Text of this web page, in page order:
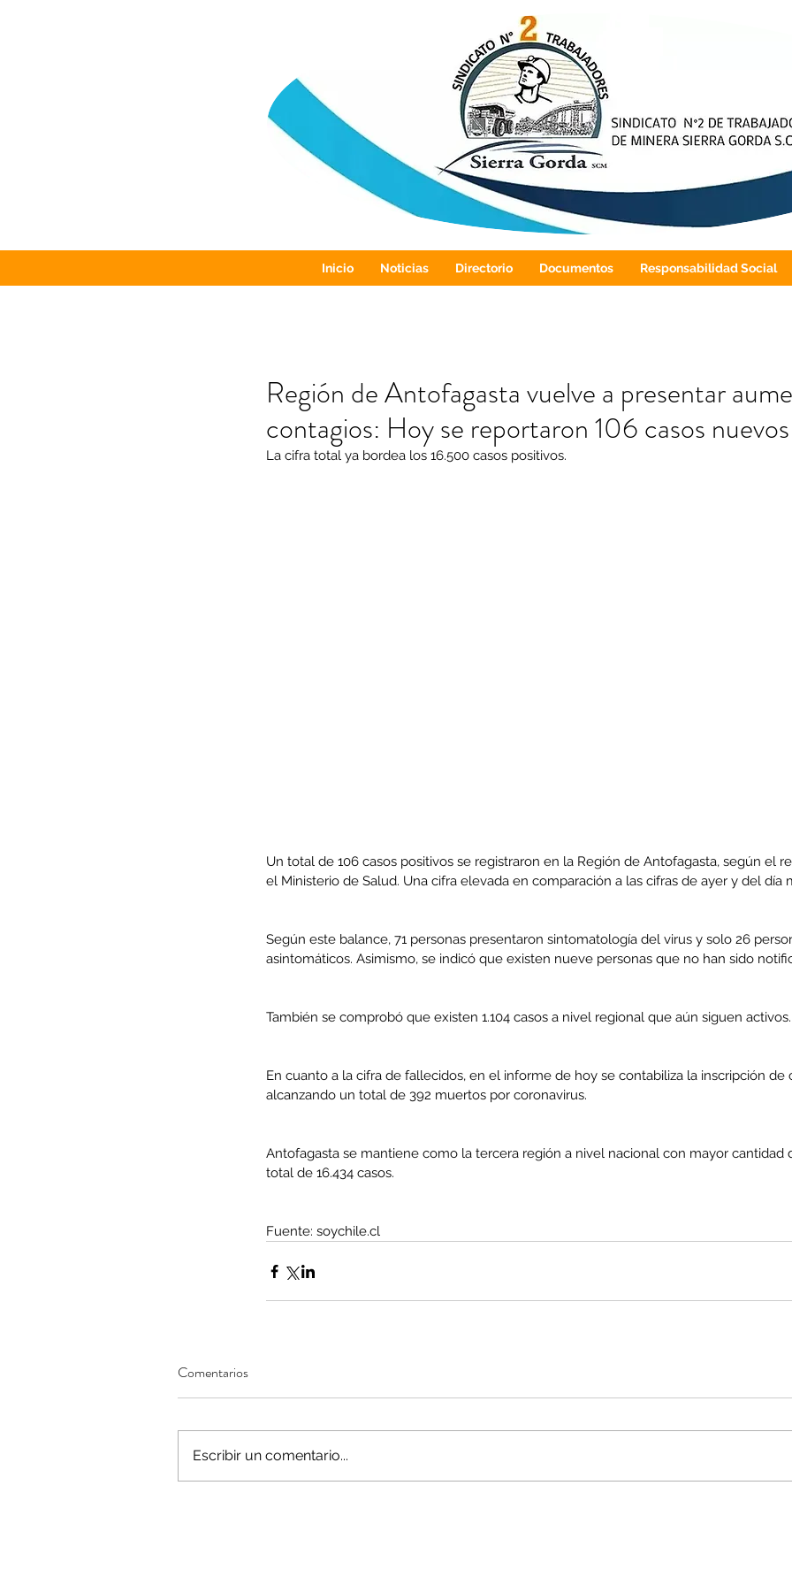
Inicio Noticias Directorio Documentos Responsabilidad Social
inversión y eficiencia
Región de Antofagasta vuelve a presentar
contagios: Hoy se reportaron 106 casos
La cifra total ya bordea los 16.500 casos positivos.
Un total de 106 casos positivos se registraron en la Región de Antofagasta, según el
el Ministerio de Salud. Una cifra elevada en comparación a las cifras de ayer y del día
Según este balance, 71 personas presentaron sintomatología del virus y solo 26
asintomáticos. Asimismo, se indicó que existen nueve personas que no han sido
También se comprobó que existen 1.104 casos a nivel regional que aún siguen activos.
En cuanto a la cifra de fallecidos, en el informe de hoy se contabiliza la inscripción
alcanzando un total de 392 muertos por coronavirus.
Antofagasta se mantiene como la tercera región a nivel nacional con mayor
total de 16.434 casos.
Fuente: soychile.cl
Comentarios
Escribir un comentario...